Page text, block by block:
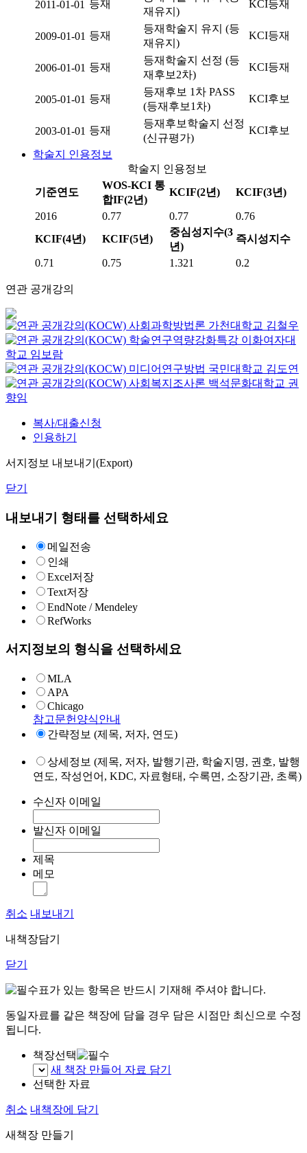
2011-01-01 등재
재유지)
KCI등재
2009-01-01 등재
등재학술지 유지 (등
재유지)
KCI등재
2006-01-01 등재
등재학술지 선정 (등
재후보2차)
KCI등재
2005-01-01 등재
등재후보 1차 PASS
(등재후보1차)
KCI후보
2003-01-01 등재
등재후보학술지 선정
(신규평가)
KCI후보
학술지 인용정보
학술지 인용정보
기준연도
WOS-KCI 통
합IF(2년)
KCIF(2년) KCIF(3년)
2016 0.77 0.77
0.76
KCIF(4년)
KCIF(5년)
중심성지수(3
년)
즉시성지수
0.71 0.75 1.321 0.2
연관 공개강의
사회과학방법론 가천대학교 김철우
학술연구역량강화특강 이화여자대
학교 임보람
미디어연구방법 국민대학교 김도연
사회복지조사론 백석문화대학교 권
향임
복사/대출신청
인용하기
서지정보 내보내기(Export)
닫기
내보내기 형태를 선택하세요
메일전송
인쇄
Excel저장
Text저장
EndNote / Mendeley
RefWorks
서지정보의 형식을 선택하세요
MLA
APA
Chicago
참고문헌양식안내
간략정보 (제목, 저자, 연도)
상세정보 (제목, 저자, 발행기관, 학술지명, 권호, 발행
연도, 작성언어, KDC, 자료형태, 수록면, 소장기관, 초록)
수신자 이메일
발신자 이메일
제목
메모
취소 내보내기
내책장담기
닫기
표가 있는 항목은 반드시 기재해 주셔야 합니다.
동일자료를 같은 책장에 담을 경우 담은 시점만 최신으로 수정
됩니다.
책장선택
새 책장 만들어 자료 담기
선택한 자료
취소 내책장에 담기
새책장 만들기